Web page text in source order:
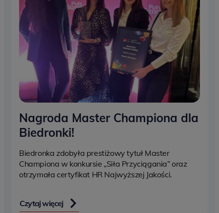
Nagroda Master Championa dla
Biedronki!
Biedronka zdobyła prestiżowy tytuł Master
Championa w konkursie „Siła Przyciągania” oraz
otrzymała certyfikat HR Najwyższej Jakości.
Czytaj więcej